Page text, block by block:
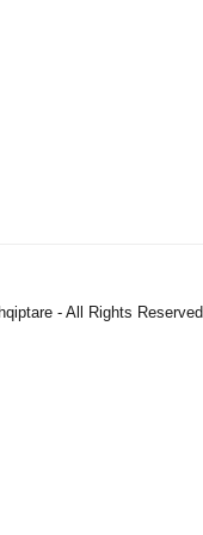
- All Rights Reserved